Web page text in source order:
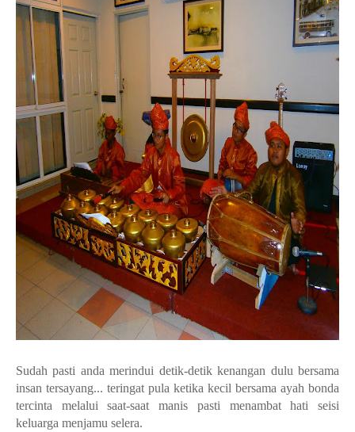
Sudah pasti anda merindui detik-detik kenangan dulu bersama
insan tersayang... teringat pula ketika kecil bersama ayah bonda
tercinta melalui saat-saat manis pasti menambat hati seisi
keluarga menjamu selera.